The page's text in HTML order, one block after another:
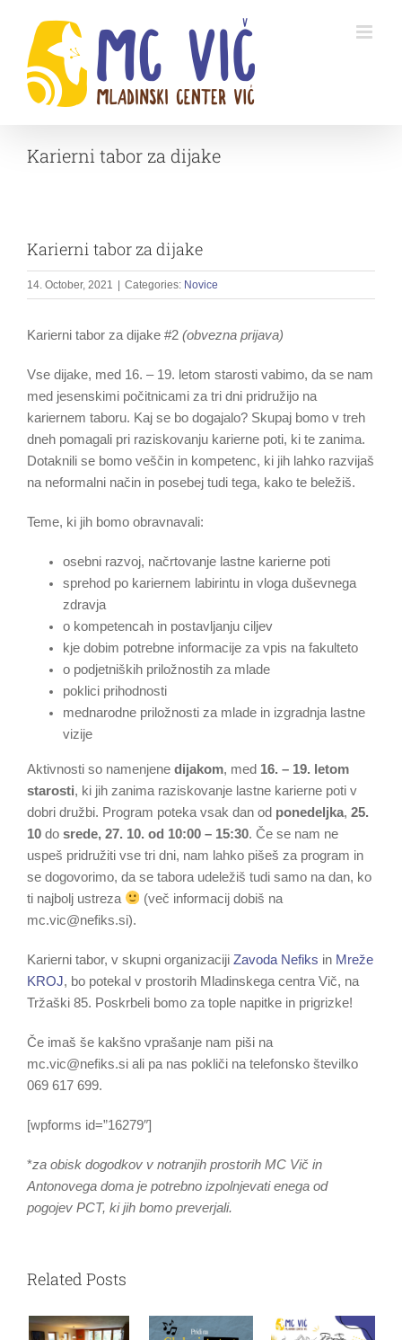
content
Karierni tabor za dijake
Karierni tabor za dijake
14. October, 2021 Categories: Novice
Karierni tabor za dijake #2 (obvezna prijava)
Vse dijake, med 16. – 19. letom starosti vabimo, da se nam
med jesenskimi počitnicami za tri dni pridružijo na
kariernem taboru. Kaj se bo dogajalo? Skupaj bomo v treh
dneh pomagali pri raziskovanju karierne poti, ki te zanima.
Dotaknili se bomo veščin in kompetenc, ki jih lahko razvijaš
na neformalni način in posebej tudi tega, kako te beležiš.
Teme, ki jih bomo obravnavali:
osebni razvoj, načrtovanje lastne karierne poti
sprehod po kariernem labirintu in vloga duševnega
zdravja
o kompetencah in postavljanju ciljev
kje dobim potrebne informacije za vpis na fakulteto
o podjetniških priložnostih za mlade
poklici prihodnosti
mednarodne priložnosti za mlade in izgradnja lastne
vizije
Aktivnosti so namenjene dijakom, med 16. – 19. letom
starosti, ki jih zanima raziskovanje lastne karierne poti v
dobri družbi. Program poteka vsak dan od ponedeljka, 25.
10 do srede, 27. 10. od 10:00 – 15:30. Če se nam ne
uspeš pridružiti vse tri dni, nam lahko pišeš za program in
se dogovorimo, da se tabora udeležiš tudi samo na dan, ko
ti najbolj ustreza
(več informacij dobiš na
mc.vic@nefiks.si).
Karierni tabor, v skupni organizaciji Zavoda Nefiks in Mreže
KROJ, bo potekal v prostorih Mladinskega centra Vič, na
Tržaški 85. Poskrbeli bomo za tople napitke in prigrizke!
Če imaš še kakšno vprašanje nam piši na
mc.vic@nefiks.si ali pa nas pokliči na telefonsko številko
069 617 699.
[wpforms id=”16279″]
*za obisk dogodkov v notranjih prostorih MC Vič in
Antonovega doma je potrebno izpolnjevati enega od
pogojev PCT, ki jih bomo preverjali.
Related Posts